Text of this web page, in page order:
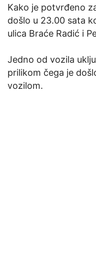
Kako je potvrđeno
došlo u 23.00 sata
ulica Braće Radić i
Jedno od vozila
prilikom čega je
vozilom.